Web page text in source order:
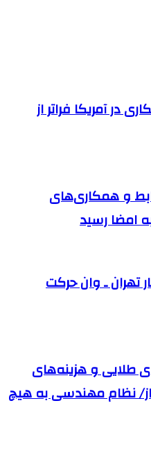
در آمریکا فراتر از
و همکاری‌های
امضا رسید
تهران ـ وان حرکت
طلایی و هزینه‌های
نظام مهندسی به هیچ